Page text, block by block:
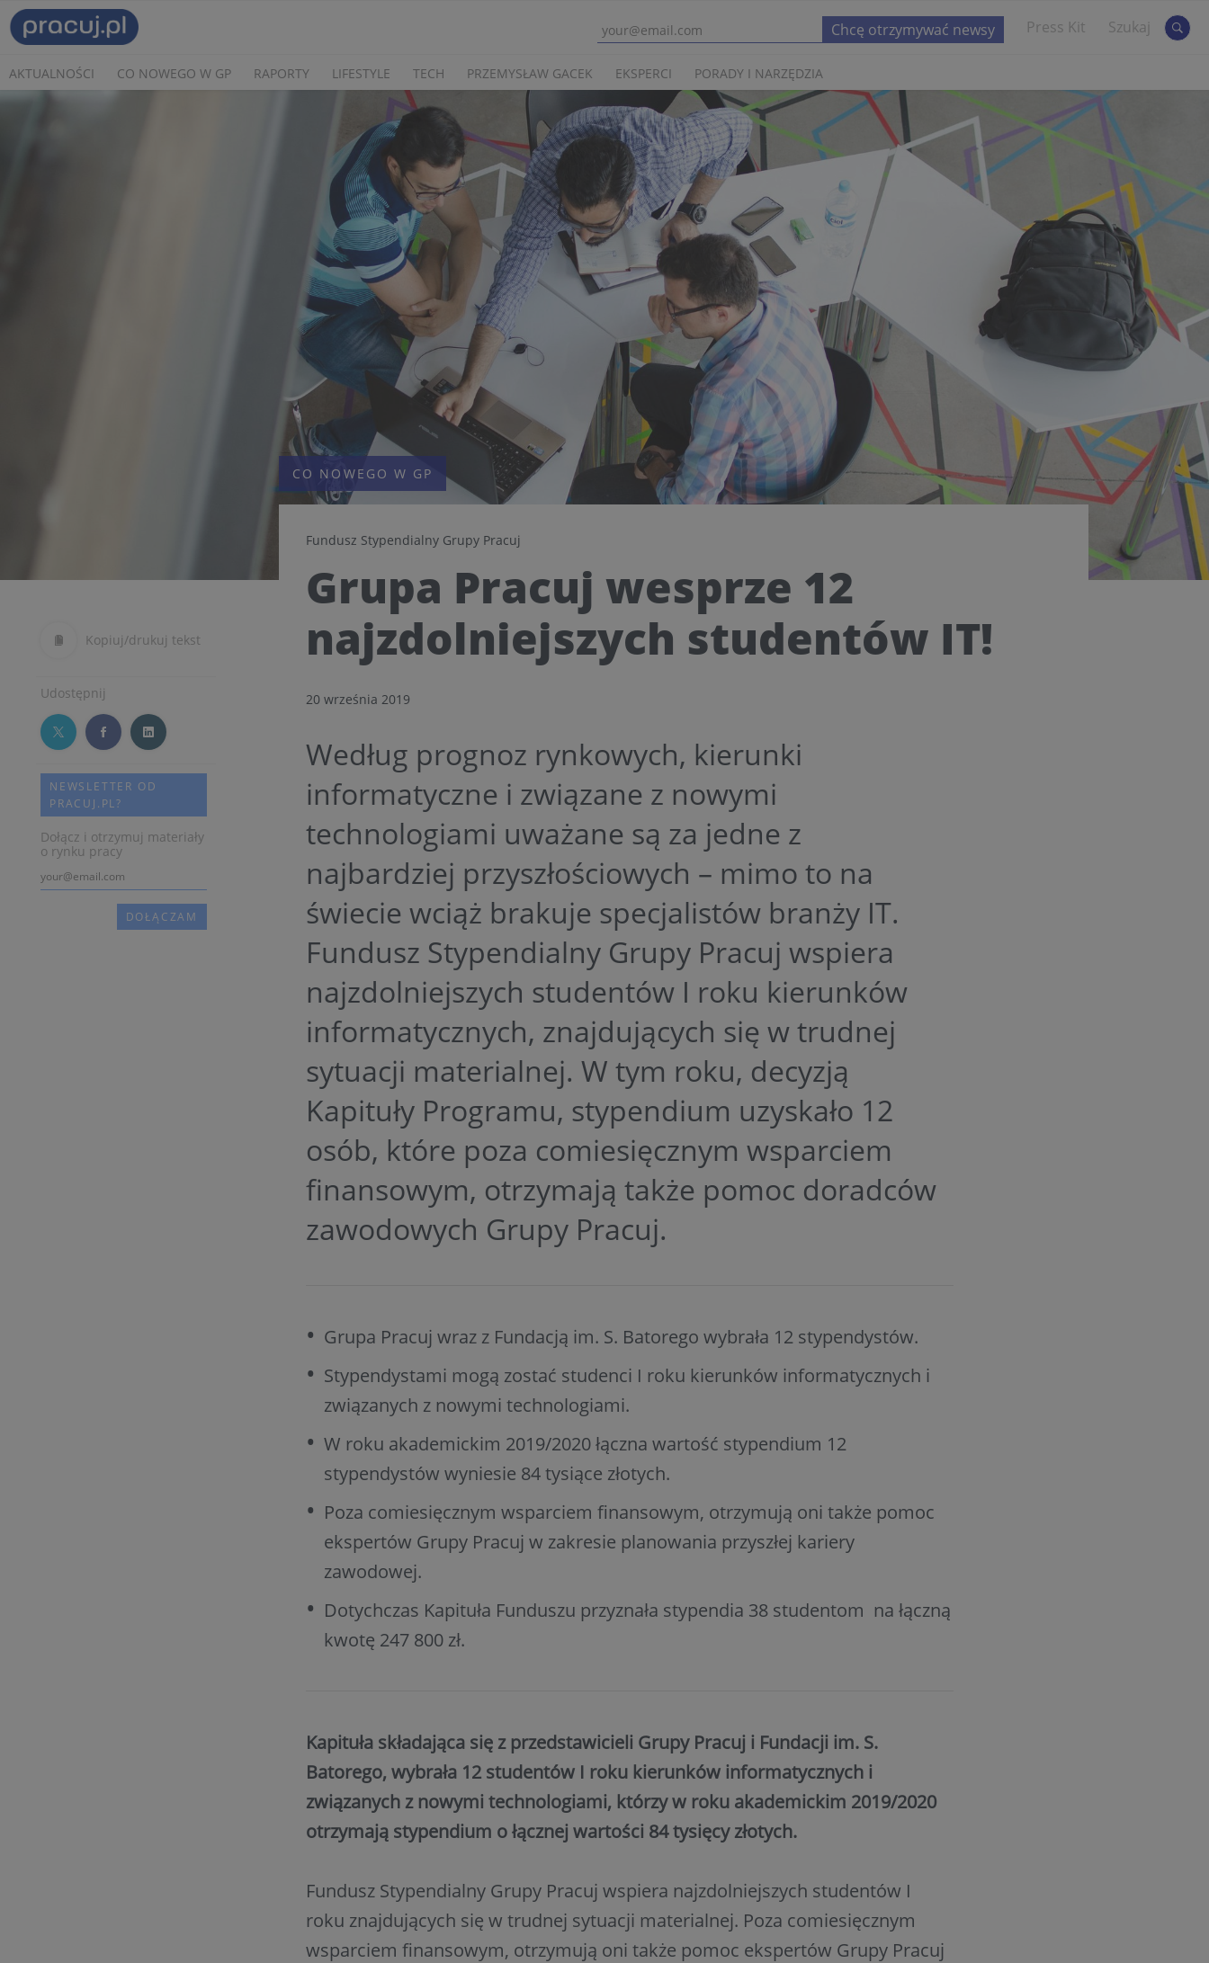
Press Kit Szukaj
AKTUALNOŚCI CO NOWEGO W GP RAPORTY LIFESTYLE TECH PRZEMYSŁAW GACEK EKSPERCI PORADY I NARZĘDZIA
Kopiuj/drukuj tekst
Udostępnij
NEWSLETTER OD
PRACUJ.PL?
Dołącz i otrzymuj materiały
o rynku pracy
CO NOWEGO W GP
Fundusz Stypendialny Grupy Pracuj
Grupa Pracuj wesprze 12
najzdolniejszych studentów IT!
20 września 2019
Według prognoz rynkowych, kierunki
informatyczne i związane z nowymi
technologiami uważane są za jedne z
najbardziej przyszłościowych – mimo to na
świecie wciąż brakuje specjalistów branży IT.
Fundusz Stypendialny Grupy Pracuj wspiera
najzdolniejszych studentów I roku kierunków
informatycznych, znajdujących się w trudnej
sytuacji materialnej. W tym roku, decyzją
Kapituły Programu, stypendium uzyskało 12
osób, które poza comiesięcznym wsparciem
finansowym, otrzymają także pomoc doradców
zawodowych Grupy Pracuj.
Grupa Pracuj wraz z Fundacją im. S. Batorego wybrała 12 stypendystów.
Stypendystami mogą zostać studenci I roku kierunków informatycznych i
związanych z nowymi technologiami.
W roku akademickim 2019/2020 łączna wartość stypendium 12
stypendystów wyniesie 84 tysiące złotych.
Poza comiesięcznym wsparciem finansowym, otrzymują oni także pomoc
ekspertów Grupy Pracuj w zakresie planowania przyszłej kariery
zawodowej.
Dotychczas Kapituła Funduszu przyznała stypendia 38 studentom na łączną
kwotę 247 800 zł.
Kapituła składająca się z przedstawicieli Grupy Pracuj i Fundacji im. S.
Batorego, wybrała 12 studentów I roku kierunków informatycznych i
związanych z nowymi technologiami, którzy w roku akademickim 2019/2020
otrzymają stypendium o łącznej wartości 84 tysięcy złotych.
Fundusz Stypendialny Grupy Pracuj wspiera najzdolniejszych studentów I
roku znajdujących się w trudnej sytuacji materialnej. Poza comiesięcznym
wsparciem finansowym, otrzymują oni także pomoc ekspertów Grupy Pracuj